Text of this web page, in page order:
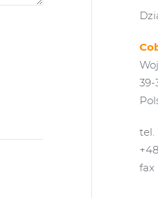
tel.
fax